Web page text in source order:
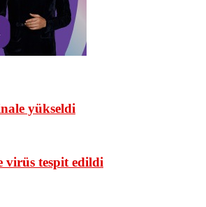
yükseldi
virüs tespit edildi